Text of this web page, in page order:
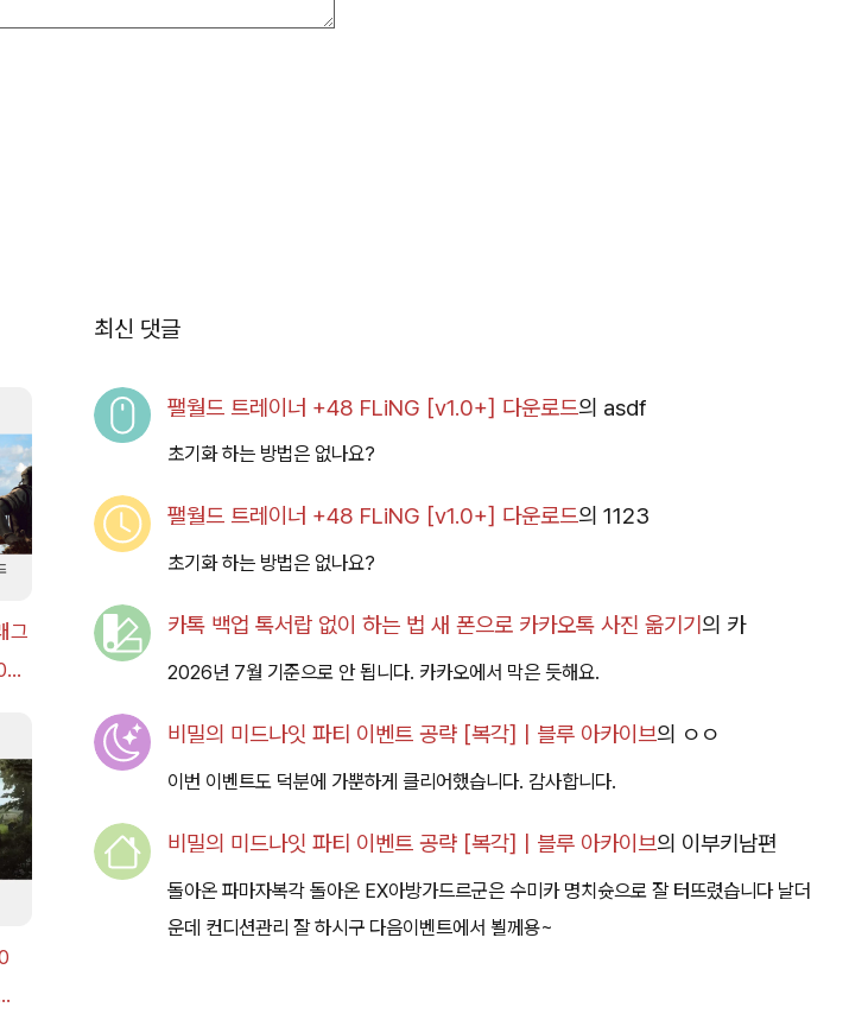
그
최신 댓글
팰월드 트레이너 +48 FLiNG [v1.0+] 다운로드의 asdf
초기화 하는 방법은 없나요?
팰월드 트레이너 +48 FLiNG [v1.0+] 다운로드의 1123
초기화 하는 방법은 없나요?
카톡 백업 톡서랍 없이 하는 법 새 폰으로 카카오톡 사진 옮기기 의 카
2026년 7월 기준으로 안 됩니다. 카카오에서 막은 듯해요.
비밀의 미드나잇 파티 이벤트 공략 [복각] | 블루 아카이브의 ㅇㅇ
이번 이벤트도 덕분에 가뿐하게 클리어했습니다. 감사합니다.
비밀의 미드나잇 파티 이벤트 공략 [복각] | 블루 아카이브의 이부키남편
돌아온 파마자복각 돌아온 EX아방가드르군은 수미카 명치슛으로 잘 터뜨렸습니다 날더
운데 컨디션관리 잘 하시구 다음이벤트에서 뵐께용~